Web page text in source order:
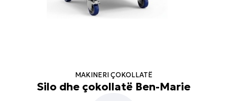
MAKINERI ÇOKOLLATË
Silo dhe çokollatë Ben-Marie